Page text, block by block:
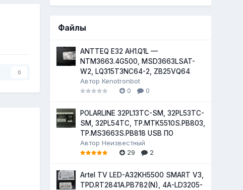
0
Файлы
ANTTEQ E32 AH1.Q1L —
NTM3663.4G500, MSD3663LSAT-
W2, LQ315T3NC64-2, ZB25VQ64
АвторKenotronbot
0
0
POLARLINE 32PL13TC-SM, 32PL53TC-
SM, 32PL54TC, TP.MTK5510S.PB803,
TP.MS3663S.PB818 USB ПО
АвторНеизвестный
29
2
Artel TV LED-A32KH5500 SMART V3,
TPD.RT2841A.PB782(N), 4A-LD3205-